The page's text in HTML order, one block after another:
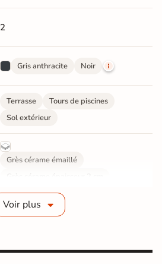
2
Gris anthracite Noir
Terrasse
Tours de piscines
Sol extérieur
Grès cérame émaillé
Grès cérame épaisseur 2 cm
20 mm
Voir plus